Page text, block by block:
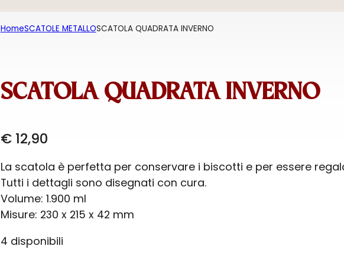
HomeSCATOLE METALLOSCATOLA QUADRATA INVERNO
SCATOLA QUADRATA INVERNO
€12,90
La scatola è perfetta per conservare i biscotti e per essere
Tutti i dettagli sono disegnati con cura.
Volume: 1.900 ml
Misure: 230 x 215 x 42 mm
4 disponibili